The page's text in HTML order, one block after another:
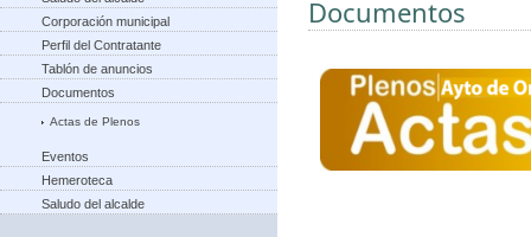
Corporación municipal
Perfil del Contratante
Tablón de anuncios
Documentos
Actas de Plenos
Eventos
Hemeroteca
Saludo del alcalde
Documentos